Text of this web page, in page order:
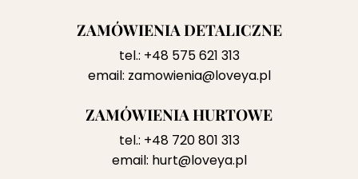
ZAMÓWIENIA DETALICZNE
tel.: +48 575 621 313
email: zamowienia@loveya.pl
ZAMÓWIENIA HURTOWE
tel.: +48 720 801 313
email: hurt@loveya.pl